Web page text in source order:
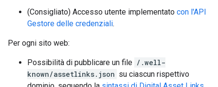
(Consigliato) Accesso utente implementato con l'API
Gestore delle credenziali.
Per ogni sito web:
Possibilità di pubblicare un file /.well-
known/assetlinks.json su ciascun rispettivo